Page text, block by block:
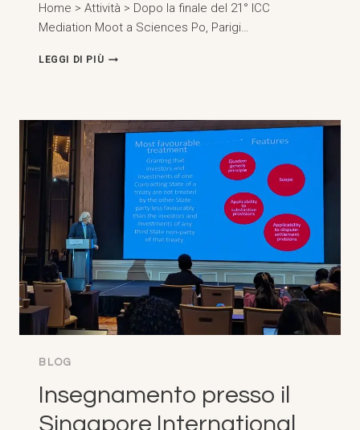
Home > Attività > Dopo la finale del 21° ICC
Mediation Moot a Sciences Po, Parigi…
LEGGI DI PIÙFINALE
SCIENCES
FEBBRAIO
2026)
BLOG
Insegnamento presso il
Singapore International